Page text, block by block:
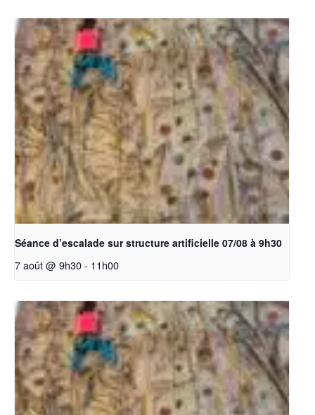
Séance d’escalade sur structure artificielle 07/08 à 9h30
7 août @ 9h30- 11h00